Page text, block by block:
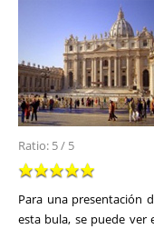
Ratio: 5/ 5
Para una presentación
esta bula, se puede ver